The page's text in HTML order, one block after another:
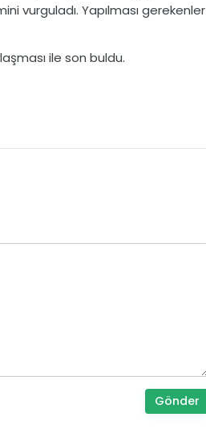
vurguladı. Yapılması gerekenler
ile son buldu.
Gönder
GÜNDEM